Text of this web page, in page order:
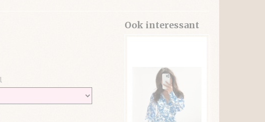
Ook interessant